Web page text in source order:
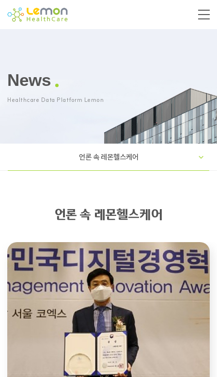
News
Healthcare Data Platform Lemon
언론 속 레몬헬스케어
언론 속 레몬헬스케어